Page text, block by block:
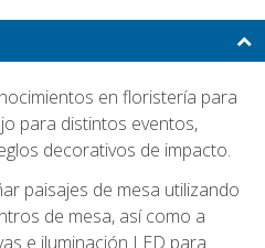
en floristería para
para distintos eventos,
decorativos de impacto.
paisajes de mesa utilizando
de mesa, así como a
e iluminación LED para